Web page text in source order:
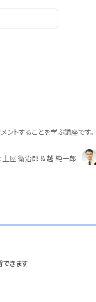
ログイン
ントすることを学ぶ講座です。
土屋 衛治郎 & 越 純一郎
きます